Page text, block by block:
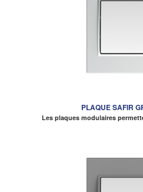
PLAQUE SAFIR
Les plaques modulaires